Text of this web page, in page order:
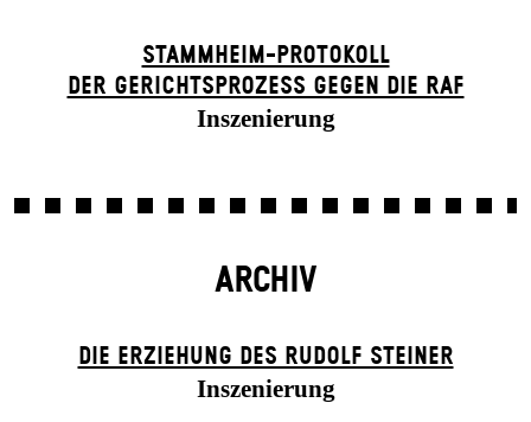
STAMM­HEIM-PROTOKOLL
DER GERICHTS­PROZESS GEGEN DIE RAF
Inszenierung
ARCHIV
DIE ERZIEHUNG DES RUDOLF STEINER
Inszenierung